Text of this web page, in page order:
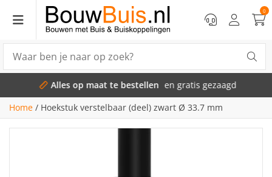
0
Alles op maat te bestellen
en gratis gezaagd
Home / Hoekstuk verstelbaar (deel) zwart Ø 33.7 mm